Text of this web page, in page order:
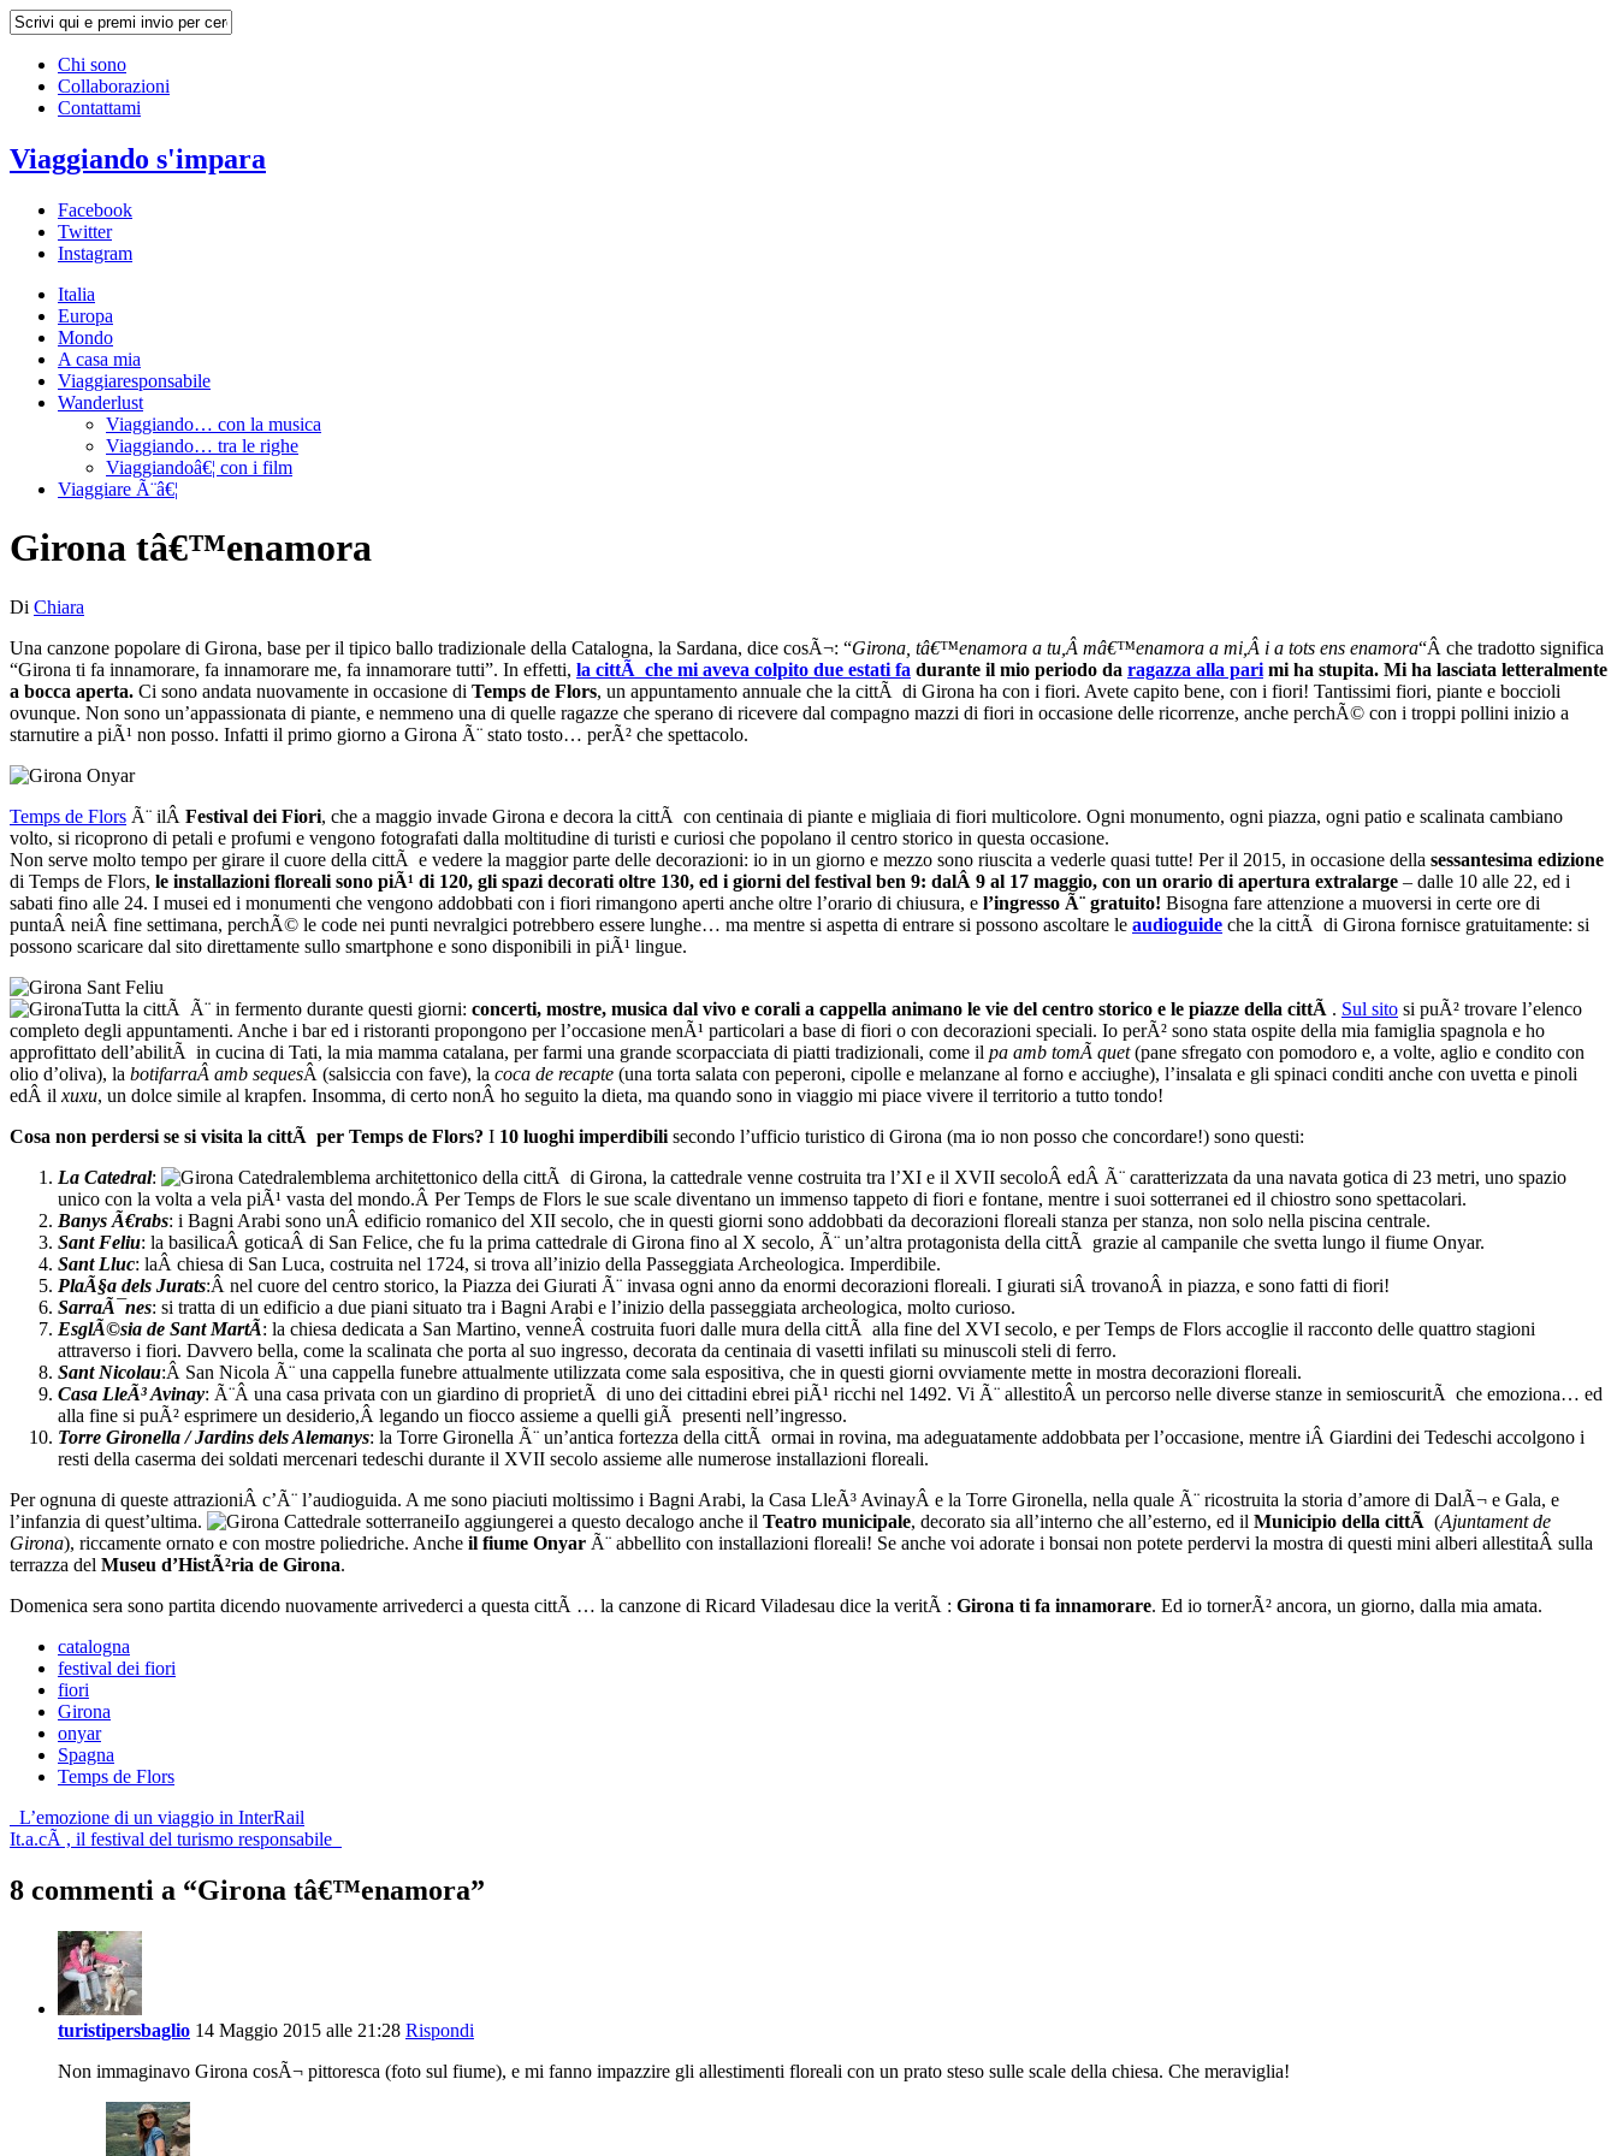
Chi sono
Collaborazioni
Contattami
Viaggiando s'impara
Facebook
Twitter
Instagram
Italia
Europa
Mondo
A casa mia
Viaggiaresponsabile
Wanderlust
Viaggiando… con la musica
Viaggiando… tra le righe
Viaggiandoâ€¦ con i film
Viaggiare Ã¨â€¦
Girona tâ€™enamora
Di Chiara
Una canzone popolare di Girona, base per il tipico ballo tradizionale della Catalogna, la Sardana, dice cosÃ¬: “Girona, tâ€™enamora a tu,Â mâ€™enamora a mi,Â i a tots ens enamora“Â che tradotto significa
“Girona ti fa innamorare, fa innamorare me, fa innamorare tutti”. In effetti, la cittÃ che mi aveva colpito due estati fa durante il mio periodo da ragazza alla pari mi ha stupita. Mi ha lasciata letteralmente
a bocca aperta. Ci sono andata nuovamente in occasione di Temps de Flors, un appuntamento annuale che la cittÃ di Girona ha con i fiori. Avete capito bene, con i fiori! Tantissimi fiori, piante e boccioli
ovunque. Non sono un’appassionata di piante, e nemmeno una di quelle ragazze che sperano di ricevere dal compagno mazzi di fiori in occasione delle ricorrenze, anche perchÃ© con i troppi pollini inizio a
starnutire a piÃ¹ non posso. Infatti il primo giorno a Girona Ã¨ stato tosto… perÃ² che spettacolo.
Temps de Flors Ã¨ ilÂ Festival dei Fiori, che a maggio invade Girona e decora la cittÃ con centinaia di piante e migliaia di fiori multicolore. Ogni monumento, ogni piazza, ogni patio e scalinata cambiano
volto, si ricoprono di petali e profumi e vengono fotografati dalla moltitudine di turisti e curiosi che popolano il centro storico in questa occasione.
Non serve molto tempo per girare il cuore della cittÃ e vedere la maggior parte delle decorazioni: io in un giorno e mezzo sono riuscita a vederle quasi tutte! Per il 2015, in occasione della sessantesima edizione
di Temps de Flors, le installazioni floreali sono piÃ¹ di 120, gli spazi decorati oltre 130, ed i giorni del festival ben 9: dalÂ 9 al 17 maggio, con un orario di apertura extralarge – dalle 10 alle 22, ed i
sabati fino alle 24. I musei ed i monumenti che vengono addobbati con i fiori rimangono aperti anche oltre l’orario di chiusura, e l’ingresso Ã¨ gratuito! Bisogna fare attenzione a muoversi in certe ore di
puntaÂ neiÂ fine settimana, perchÃ© le code nei punti nevralgici potrebbero essere lunghe… ma mentre si aspetta di entrare si possono ascoltare le audioguide che la cittÃ di Girona fornisce gratuitamente: si
possono scaricare dal sito direttamente sullo smartphone e sono disponibili in piÃ¹ lingue.
Tutta la cittÃ Ã¨ in fermento durante questi giorni: concerti, mostre, musica dal vivo e corali a cappella animano le vie del centro storico e le piazze della cittÃ . Sul sito si puÃ² trovare l’elenco
completo degli appuntamenti. Anche i bar ed i ristoranti propongono per l’occasione menÃ¹ particolari a base di fiori o con decorazioni speciali. Io perÃ² sono stata ospite della mia famiglia spagnola e ho
approfittato dell’abilitÃ in cucina di Tati, la mia mamma catalana, per farmi una grande scorpacciata di piatti tradizionali, come il pa amb tomÃ quet(pane sfregato con pomodoro e, a volte, aglio e condito con
olio d’oliva), la botifarraÂ amb sequesÂ (salsiccia con fave), la coca de recapte (una torta salata con peperoni, cipolle e melanzane al forno e acciughe), l’insalata e gli spinaci conditi anche con uvetta e pinoli
edÂ il xuxu, un dolce simile al krapfen. Insomma, di certo nonÂ ho seguito la dieta, ma quando sono in viaggio mi piace vivere il territorio a tutto tondo!
Cosa non perdersi se si visita la cittÃ per Temps de Flors? I 10 luoghi imperdibili secondo l’ufficio turistico di Girona (ma io non posso che concordare!) sono questi:
La Catedral:
emblema architettonico della cittÃ di Girona, la cattedrale venne costruita tra l’XI e il XVII secoloÂ edÂ Ã¨ caratterizzata da una navata gotica di 23 metri, uno spazio
unico con la volta a vela piÃ¹ vasta del mondo.Â Per Temps de Flors le sue scale diventano un immenso tappeto di fiori e fontane, mentre i suoi sotterranei ed il chiostro sono spettacolari.
Banys Ã€rabs: i Bagni Arabi sono unÂ edificio romanico del XII secolo, che in questi giorni sono addobbati da decorazioni floreali stanza per stanza, non solo nella piscina centrale.
Sant Feliu: la basilicaÂ goticaÂ di San Felice, che fu la prima cattedrale di Girona fino al X secolo, Ã¨ un’altra protagonista della cittÃ grazie al campanile che svetta lungo il fiume Onyar.
Sant Lluc: laÂ chiesa di San Luca, costruita nel 1724, si trova all’inizio della Passeggiata Archeologica. Imperdibile.
PlaÃ§a dels Jurats:Â nel cuore del centro storico, la Piazza dei Giurati Ã¨ invasa ogni anno da enormi decorazioni floreali. I giurati siÂ trovanoÂ in piazza, e sono fatti di fiori!
SarraÃ¯nes: si tratta di un edificio a due piani situato tra i Bagni Arabi e l’inizio della passeggiata archeologica, molto curioso.
EsglÃ©sia de Sant MartÃ­: la chiesa dedicata a San Martino, venneÂ costruita fuori dalle mura della cittÃ alla fine del XVI secolo, e per Temps de Flors accoglie il racconto delle quattro stagioni
attraverso i fiori. Davvero bella, come la scalinata che porta al suo ingresso, decorata da centinaia di vasetti infilati su minuscoli steli di ferro.
Sant Nicolau:Â San Nicola Ã¨ una cappella funebre attualmente utilizzata come sala espositiva, che in questi giorni ovviamente mette in mostra decorazioni floreali.
Casa LleÃ³ Avinay: Ã¨Â una casa privata con un giardino di proprietÃ di uno dei cittadini ebrei piÃ¹ ricchi nel 1492. Vi Ã¨ allestitoÂ un percorso nelle diverse stanze in semioscuritÃ che emoziona… ed
alla fine si puÃ² esprimere un desiderio,Â legando un fiocco assieme a quelli giÃ presenti nell’ingresso.
Torre Gironella / Jardins dels Alemanys: la Torre Gironella Ã¨ un’antica fortezza della cittÃ ormai in rovina, ma adeguatamente addobbata per l’occasione, mentre iÂ Giardini dei Tedeschi accolgono i
resti della caserma dei soldati mercenari tedeschi durante il XVII secolo assieme alle numerose installazioni floreali.
Per ognuna di queste attrazioniÂ c’Ã¨ l’audioguida. A me sono piaciuti moltissimo i Bagni Arabi, la Casa LleÃ³ AvinayÂ e la Torre Gironella, nella quale Ã¨ ricostruita la storia d’amore di DalÃ¬ e Gala, e
l’infanzia di quest’ultima.
Io aggiungerei a questo decalogo anche il Teatro municipale, decorato sia all’interno che all’esterno, ed il Municipio della cittÃ (Ajuntament de
Girona), riccamente ornato e con mostre poliedriche. Anche il fiume Onyar Ã¨ abbellito con installazioni floreali! Se anche voi adorate i bonsai non potete perdervi la mostra di questi mini alberi allestitaÂ sulla
terrazza del Museu d’HistÃ²ria de Girona.
Domenica sera sono partita dicendo nuovamente arrivederci a questa cittÃ … la canzone di Ricard Viladesau dice la veritÃ : Girona ti fa innamorare. Ed io tornerÃ² ancora, un giorno, dalla mia amata.
catalogna
festival dei fiori
fiori
Girona
onyar
Spagna
Temps de Flors
Post
navigation
L’emozione di un viaggio in InterRail
It.a.cÃ , il festival del turismo responsabile
8 commenti a “Girona tâ€™enamora”
turistipersbaglio 14 Maggio 2015 alle 21:28 Rispondi
Non immaginavo Girona cosÃ¬ pittoresca (foto sul fiume), e mi fanno impazzire gli allestimenti floreali con un prato steso sulle scale della chiesa. Che meraviglia!